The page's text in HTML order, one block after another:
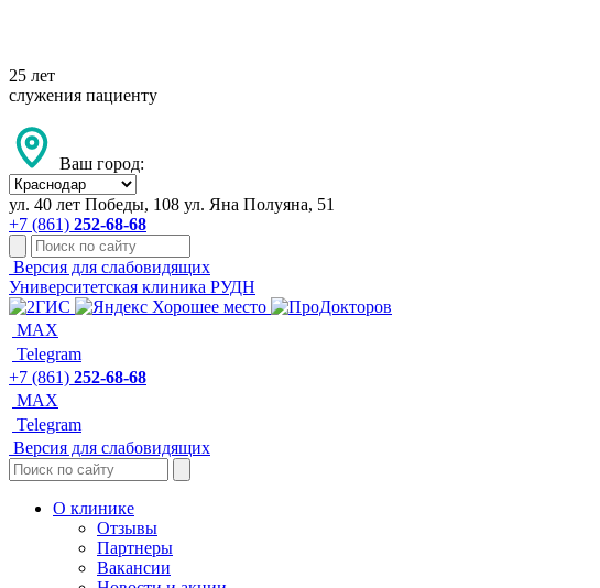
25 лет
служения пациенту
Ваш город:
ул. 40 лет Победы, 108 ул. Яна Полуяна, 51
+7 (861) 252-68-68
Версия для слабовидящих
Университетская клиника РУДН
MAX
Telegram
+7 (861) 252-68-68
MAX
Telegram
Версия для слабовидящих
О клинике
Отзывы
Партнеры
Вакансии